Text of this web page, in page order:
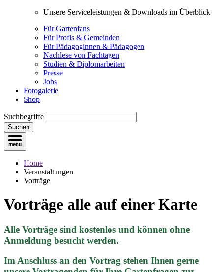
Unsere Serviceleistungen & Downloads im Überblick
Für Gartenfans
Für Profis & Gemeinden
Für Pädagoginnen & Pädagogen
Nachlese von Fachtagen
Studien & Diplomarbeiten
Presse
Jobs
Fotogalerie
Shop
Suchbegriffe
Suchen
Home
Veranstaltungen
Vorträge
Vorträge alle auf einer Karte
Alle Vorträge sind kostenlos und können ohne
Anmeldung besucht werden.
Im Anschluss an den Vortrag stehen Ihnen gerne